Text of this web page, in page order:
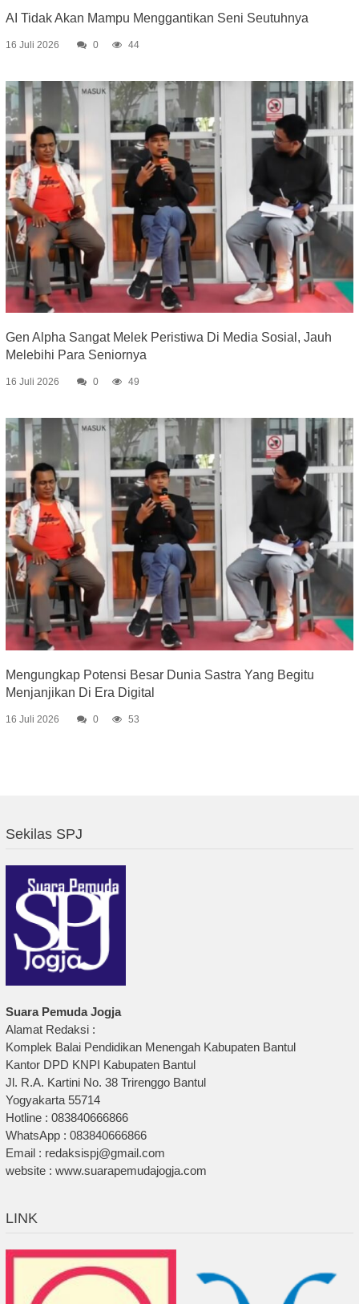
AI Tidak Akan Mampu Menggantikan Seni Seutuhnya
16 Juli 2026 0 44
Gen Alpha Sangat Melek Peristiwa Di Media Sosial, Jauh
Melebihi Para Seniornya
16 Juli 2026 0 49
Mengungkap Potensi Besar Dunia Sastra Yang Begitu
Menjanjikan Di Era Digital
16 Juli 2026 0 53
Sekilas SPJ
Suara Pemuda Jogja
Alamat Redaksi :
Komplek Balai Pendidikan Menengah Kabupaten Bantul
Kantor DPD KNPI Kabupaten Bantul
Jl. R.A. Kartini No. 38 Trirenggo Bantul
Yogyakarta 55714
Hotline : 083840666866
WhatsApp : 083840666866
Email : redaksispj@gmail.com
website : www.suarapemudajogja.com
LINK